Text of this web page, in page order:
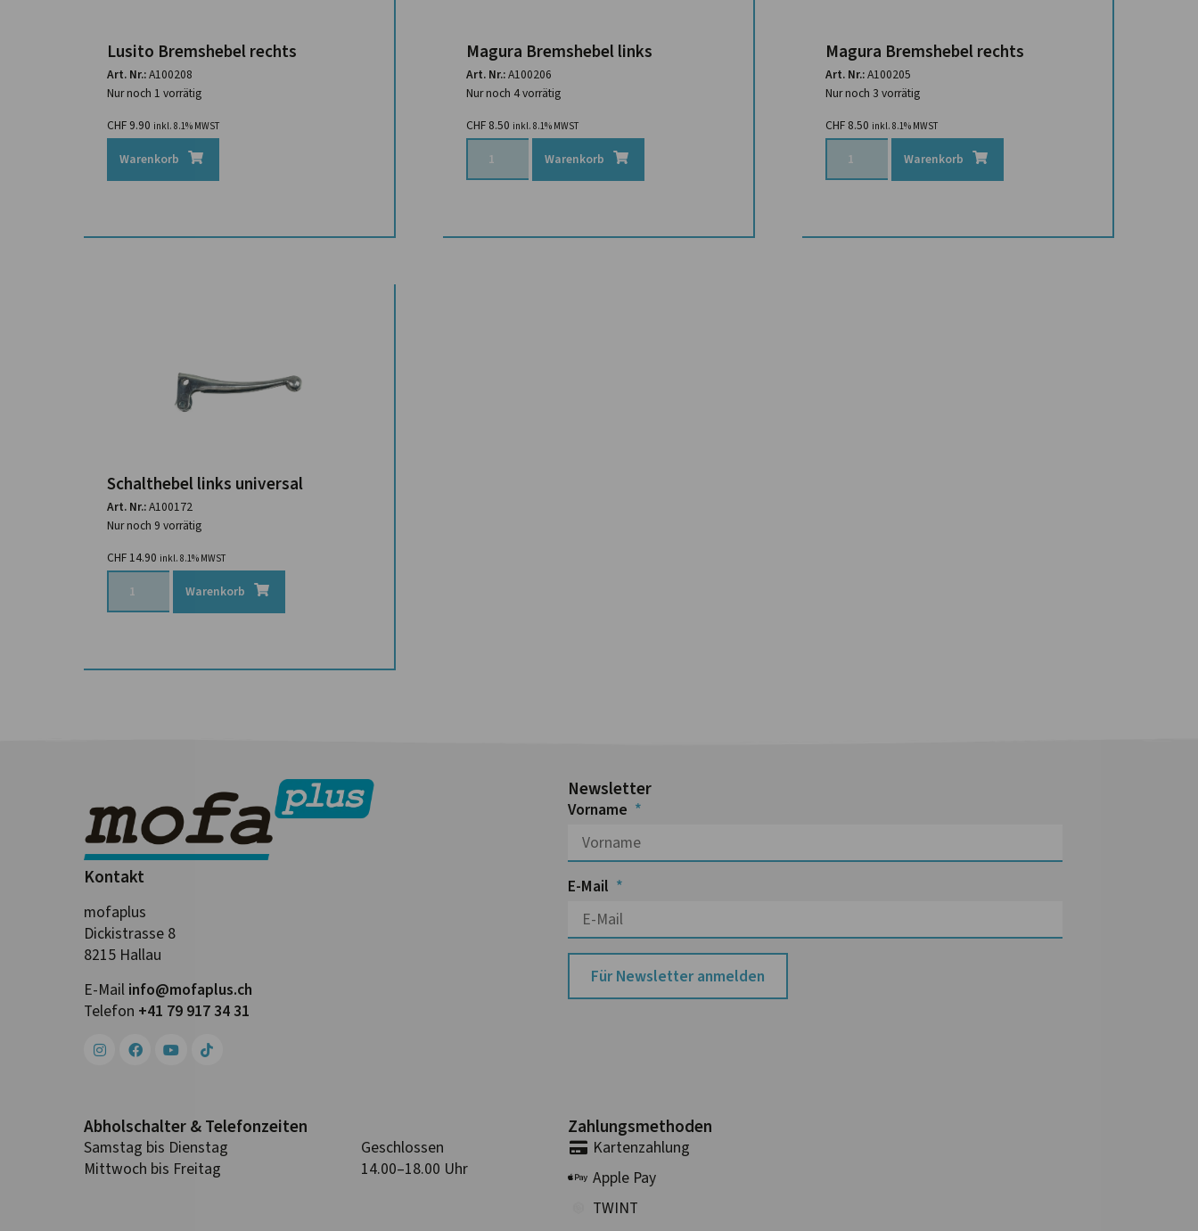
Lusito Bremshebel rechts
Art. Nr.:A100208
Nur noch 1 vorrätig
CHF 9.90 inkl. 8.1% MWST
Warenkorb
Magura Bremshebel links
Art. Nr.:A100206
Nur noch 4 vorrätig
CHF 8.50 inkl. 8.1% MWST
Warenkorb
Magura Bremshebel rechts
Art. Nr.:A100205
Nur noch 3 vorrätig
CHF 8.50 inkl. 8.1% MWST
Warenkorb
Schalthebel links universal
Art. Nr.:A100172
Nur noch 9 vorrätig
CHF 14.90 inkl. 8.1% MWST
Warenkorb
Kontakt
mofaplus
Dickistrasse 8
8215 Hallau
E-Mail info@mofa­plus.ch
Telefon +41 79 917 34 31
Newsletter
Vorname
E-Mail
Für Newsletter anmelden
Abhol­schalter & Telefon­zeiten
Samstag bis Dienstag
Geschlossen
Mittwoch bis Freitag
14.00–18.00 Uhr
Zahlungs­methoden
Karten­zahlung
Apple Pay
TWINT